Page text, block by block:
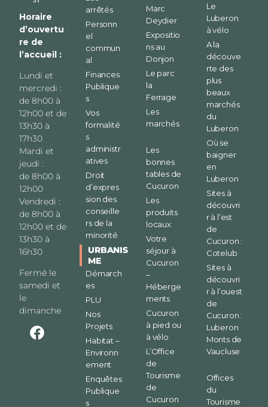
Horaire
d’ouvertu
re de
l’accueil :
Lundi et
mercredi :
de 8h00 à
12h00 et de
13h30 à
17h30
Mardi et
jeudi :
de 8h00 à
12h00
Vendredi :
de 8h00 à
12h00 et de
13h30 à
16h30
Fermé le
samedi et
le
dimanche
arrêtés
Personn
el
commun
al
Finances
Publique
s
Vos
formalité
s
administr
atives
Droit
d’expres
sion des
conseille
rs de la
minorité
URBANIS
ME
Démarch
es
PLU
Nos
Projets
Habitat –
Environn
ement
Enquêtes
Publique
s
Marc
Deydier
Expositio
ns au
Donjon
Le parc
la
Ferrage
Les
marchés
Les
bonnes
tables de
Cucuron
Les
produits
locaux
Votre
séjour à
Cucuron
–
Héberge
ments
Cucuron
à pied ou
à vélo
L’Office
de
Tourisme
de
Cucuron
Le
Luberon
à vélo
A la
découve
rte des
plus
beaux
marchés
du
Luberon
Où se
baigner
en
Luberon
Sites à
découvri
r à l’est
de
Cucuron :
Cotelub
Sites à
découvri
r à l’ouest
de
Cucuron :
Luberon
Monts de
Vaucluse
Offices
du
Tourisme